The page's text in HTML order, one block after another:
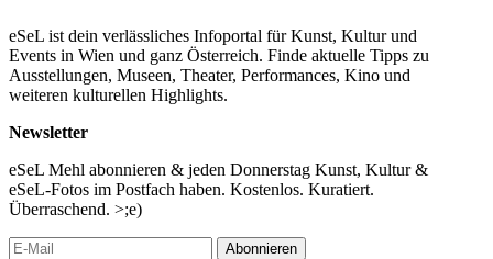
showing im Sommer 2023 wurde nun aus einem Stück von einer
Gruppe ein Stück über eine Gruppe.
...Mehr lesen
eSeL ist dein verlässliches Infoportal für Kunst, Kultur und
Events in Wien und ganz Österreich. Finde aktuelle Tipps zu
Ausstellungen, Museen, Theater, Performances, Kino und
weiteren kulturellen Highlights.
Newsletter
eSeL Mehl abonnieren & jeden Donnerstag Kunst, Kultur &
eSeL-Fotos im Postfach haben. Kostenlos. Kuratiert.
Überraschend. >;e)
Abonnieren